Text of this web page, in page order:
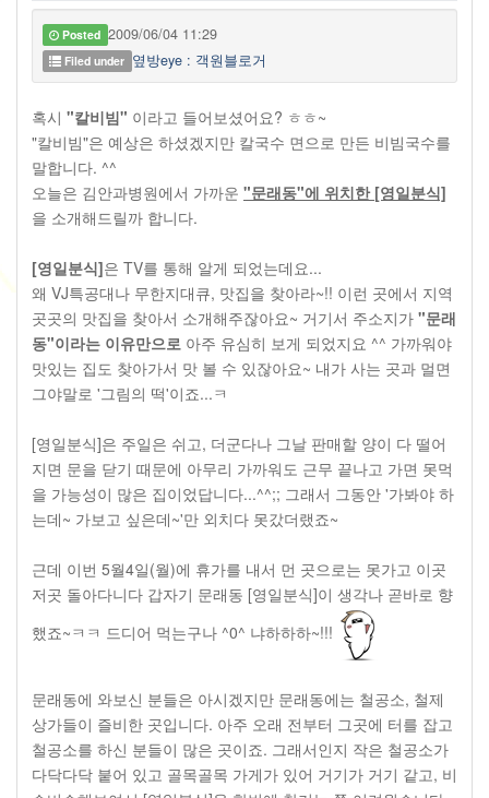
Posted 2009/06/04 11:29
Filed under 옆방eye : 객원블로거
혹시 "칼비빔" 이라고 들어보셨어요? ㅎㅎ~
"칼비빔"은 예상은 하셨겠지만 칼국수 면으로 만든 비빔국수를
말합니다. ^^
오늘은 김안과병원에서 가까운 "문래동"에 위치한 [영일분식]
을 소개해드릴까 합니다.
[영일분식]은 TV를 통해 알게 되었는데요...
왜 VJ특공대나 무한지대큐, 맛집을 찾아라~!! 이런 곳에서 지역
곳곳의 맛집을 찾아서 소개해주잖아요~ 거기서 주소지가 "문래
동"이라는 이유만으로 아주 유심히 보게 되었지요 ^^ 가까워야
맛있는 집도 찾아가서 맛 볼 수 있잖아요~ 내가 사는 곳과 멀면
그야말로 '그림의 떡'이죠...ㅋ
[영일분식]은 주일은 쉬고, 더군다나 그날 판매할 양이 다 떨어
지면 문을 닫기 때문에 아무리 가까워도 근무 끝나고 가면 못먹
을 가능성이 많은 집이었답니다...^^;; 그래서 그동안 '가봐야 하
는데~ 가보고 싶은데~'만 외치다 못갔더랬죠~
근데 이번 5월4일(월)에 휴가를 내서 먼 곳으로는 못가고 이곳
저곳 돌아다니다 갑자기 문래동 [영일분식]이 생각나 곧바로 향
했죠~ㅋㅋ 드디어 먹는구나 ^0^ 냐하하하~!!!
문래동에 와보신 분들은 아시겠지만 문래동에는 철공소, 철제
상가들이 즐비한 곳입니다. 아주 오래 전부터 그곳에 터를 잡고
철공소를 하신 분들이 많은 곳이죠. 그래서인지 작은 철공소가
다닥다닥 붙어 있고 골목골목 가게가 있어 거기가 거기 같고, 비